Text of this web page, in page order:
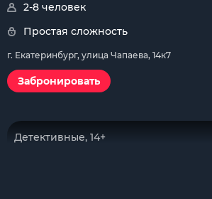
2-8 человек
Простая сложность
г. Екатеринбург, улица Чапаева, 14к7
Забронировать
Детективные, 14+